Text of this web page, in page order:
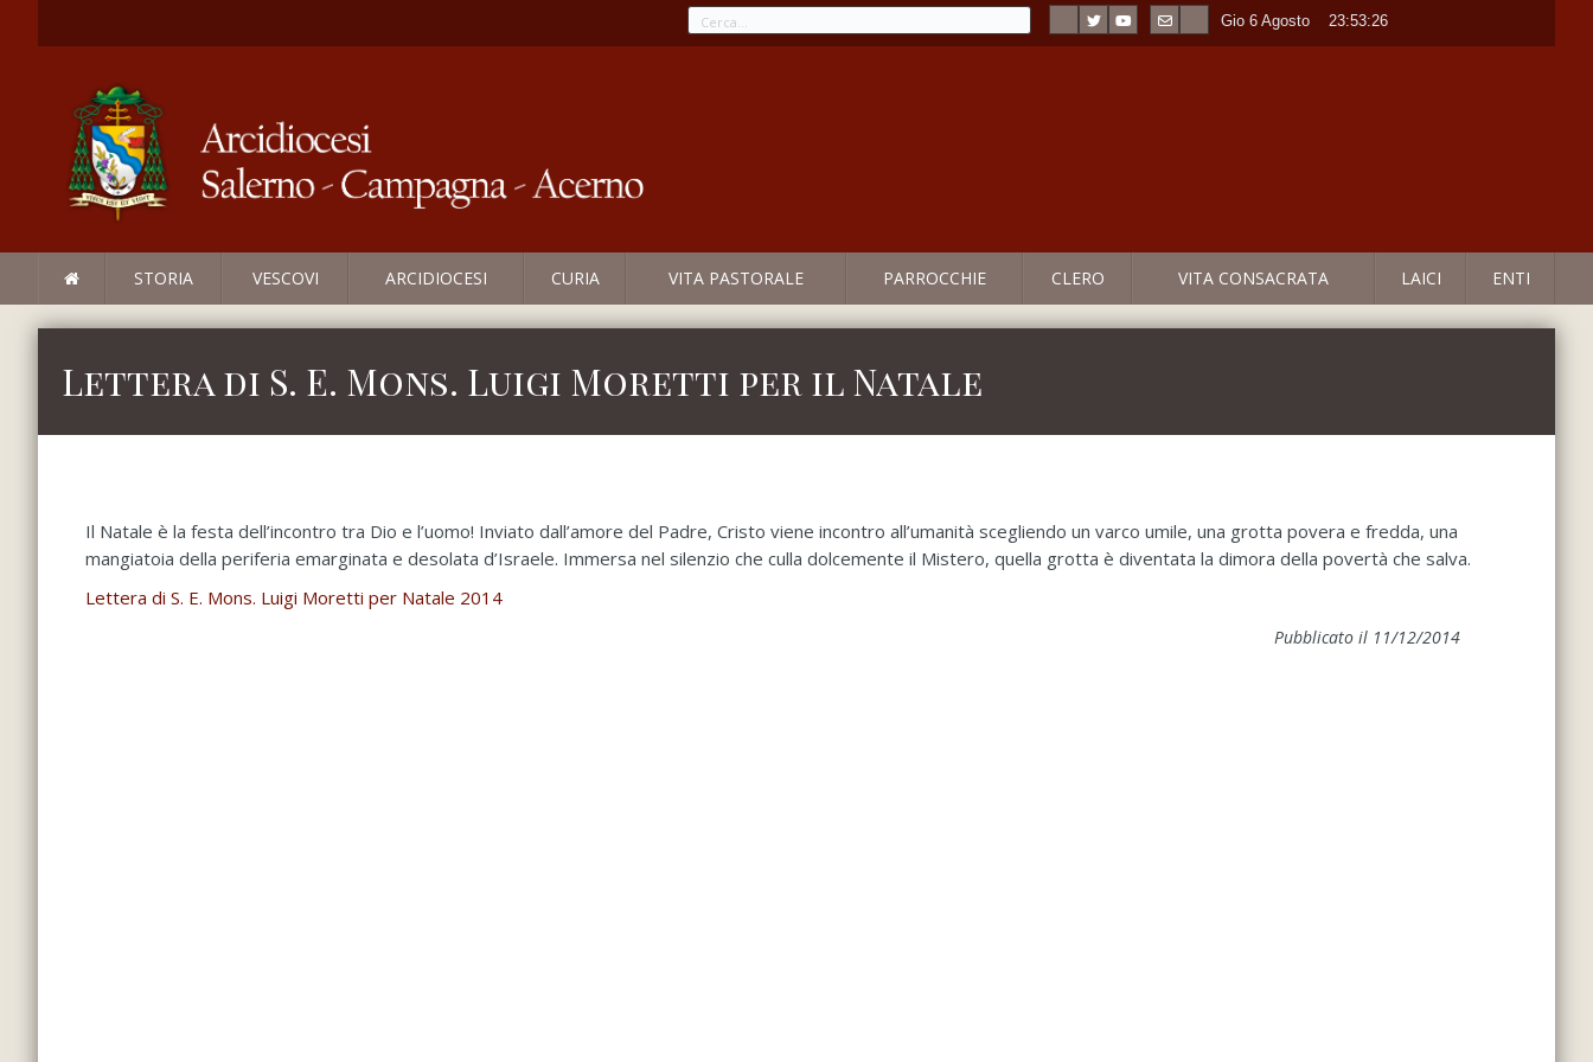
Gio 6 Agosto ----23:53:26
STORIA VESCOVI ARCIDIOCESI CURIA VITA PASTORALE PARROCCHIE CLERO VITA CONSACRATA LAICI ENTI
Lettera di S. E. Mons. Luigi Moretti per il Natale
Il Natale è la festa dell’incontro tra Dio e l’uomo! Inviato dall’amore del Padre, Cristo viene incontro all’umanità scegliendo un varco umile, una grotta povera e fredda, una
mangiatoia della periferia emarginata e desolata d’Israele. Immersa nel silenzio che culla dolcemente il Mistero, quella grotta è diventata la dimora della povertà che salva.
Lettera di S. E. Mons. Luigi Moretti per Natale 2014
Pubblicato il 11/12/2014